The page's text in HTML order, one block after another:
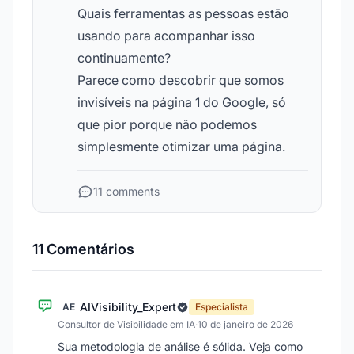
Quais ferramentas as pessoas estão
usando para acompanhar isso
continuamente?
Parece como descobrir que somos
invisíveis na página 1 do Google, só
que pior porque não podemos
simplesmente otimizar uma página.
11 comments
11 Comentários
AE AIVisibility_Expert
Especialista
Consultor de Visibilidade em IA·10 de janeiro de 2026
Sua metodologia de análise é sólida. Veja como